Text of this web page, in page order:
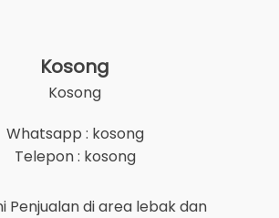
Kosong
Kosong
Whatsapp : kosong
Telepon : kosong
Penjualan di area lebakdan